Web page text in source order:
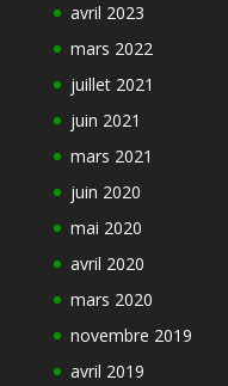
avril 2023
mars 2022
juillet 2021
juin 2021
mars 2021
juin 2020
mai 2020
avril 2020
mars 2020
novembre 2019
avril 2019